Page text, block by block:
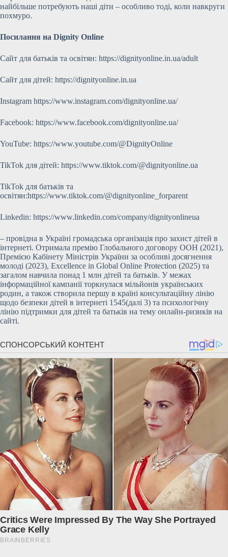
найбільше потребують наші діти – особливо тоді, коли навкруги
похмуро.
Посилання на Dignity Online
Сайт для батьків та освітян: https://dignityonline.in.ua/adult
Сайт для дітей: https://dignityonline.in.ua
Instagram https://www.instagram.com/dignityonline.ua/
Facebook: https://www.facebook.com/dignityonline.ua/
YouTube: https://www.youtube.com/@DignityOnline
TikTok для дітей: https://www.tiktok.com/@dignityonline.ua
TikTok для батьків та
освітян:https://www.tiktok.com/@dignityonline_forparent
Linkedin: https://www.linkedin.com/company/dignityonlineua
– провідна в Україні громадська організація про захист дітей в
інтернеті. Отримала премію Глобального договору ООН (2021),
Премією Кабінету Міністрів України за особливі досягнення
молоді (2023), Excellence in Global Online Protection (2025) та
загалом навчила понад 1 млн дітей та батьків. У межах
інформаційної кампанії торкнулася мільйонів українських
родин, а також створила першу в країні консультаційну лінію
щодо безпеки дітей в інтернеті 1545(далі 3) та психологічну
лінію підтримки для дітей та батьків на тему онлайн-ризиків на
сайті.